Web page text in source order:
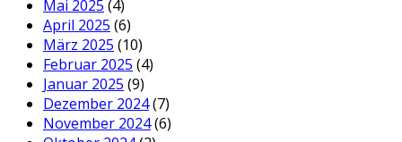
Mai 2025 (4)
April 2025 (6)
März 2025 (10)
Februar 2025 (4)
Januar 2025 (9)
Dezember 2024(7)
November 2024(6)